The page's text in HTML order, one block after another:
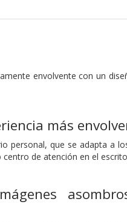
envolvente con un
más
personal, que se adapta a
de atención en el